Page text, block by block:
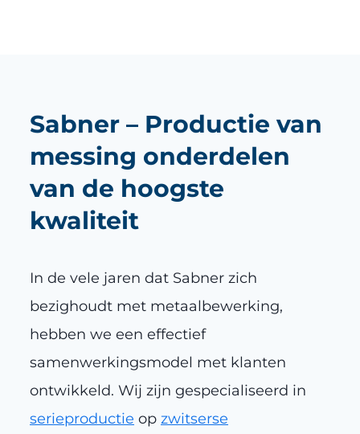
Sabner – Productie van
messing onderdelen
van de hoogste
kwaliteit
In de vele jaren dat Sabner zich
bezighoudt met metaalbewerking,
hebben we een effectief
samenwerkingsmodel met klanten
ontwikkeld. Wij zijn gespecialiseerd in
serieproductie op zwitserse